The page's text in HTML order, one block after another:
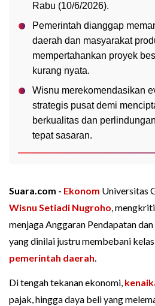
Rabu (10/6/2026).
Pemerintah dianggap
daerah dan masyarakat
mempertahankan proyek
kurang nyata.
Wisnu merekomendasikan
strategis pusat demi
berkualitas dan
tepat sasaran.
Suara.com - Ekonom Universitas
Wisnu Setiadi Nugroho,
menjaga Anggaran Pendapatan
yang dinilai justru membebani
pemerintah daerah.
Di tengah tekanan ekonomi,
pajak, hingga daya beli yang